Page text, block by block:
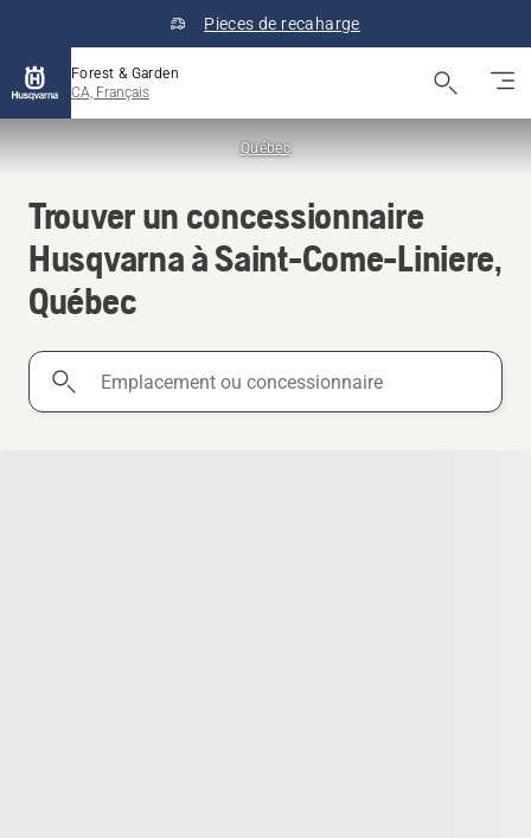
Pieces de recaharge
Forest & Garden
CA, Français
Québec
Trouver un concessionnaire
Husqvarna à Saint-Come-Liniere,
Québec
Emplacement